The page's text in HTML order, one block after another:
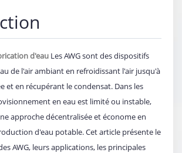
d'eau Les AWG sont des dispositifs
de l'air ambiant en refroidissant l'air jusqu'à
et en récupérant le condensat. Dans les
en eau est limité ou instable,
approche décentralisée et économe en
d'eau potable. Cet article présente le
AWG, leurs applications, les principales